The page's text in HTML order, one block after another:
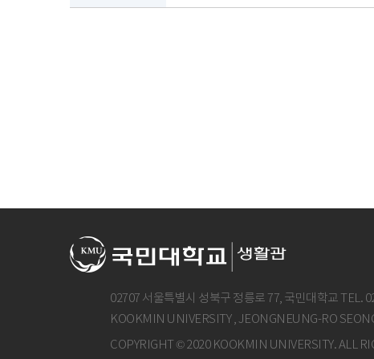
02707 서울특별시 성북구 정릉로 77, 국민대학교 TEL.
KOOKMIN UNIVERSITY , JEONGNEUNG-RO
COPYRIGHT © 2020 KOOKMIN UNIVERSITY. ALL